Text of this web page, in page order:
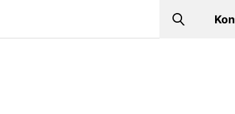
Search